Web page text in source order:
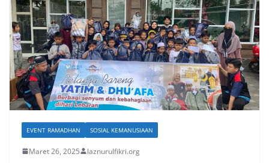
EVENT RAMADHAN SOSIAL KEMANUSIAAN
Maret 26, 2025 laznurulfikri.org